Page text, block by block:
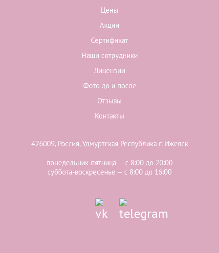
Цены
Акции
Сертификат
Наши сотрудники
Лицензии
Фото до и после
Отзывы
Контакты
426009, Россия, Удмуртская Республика г. Ижевск
понедельник-пятница — с 8:00 до 20:00
суббота-воскресенье — с 8:00 до 16:00